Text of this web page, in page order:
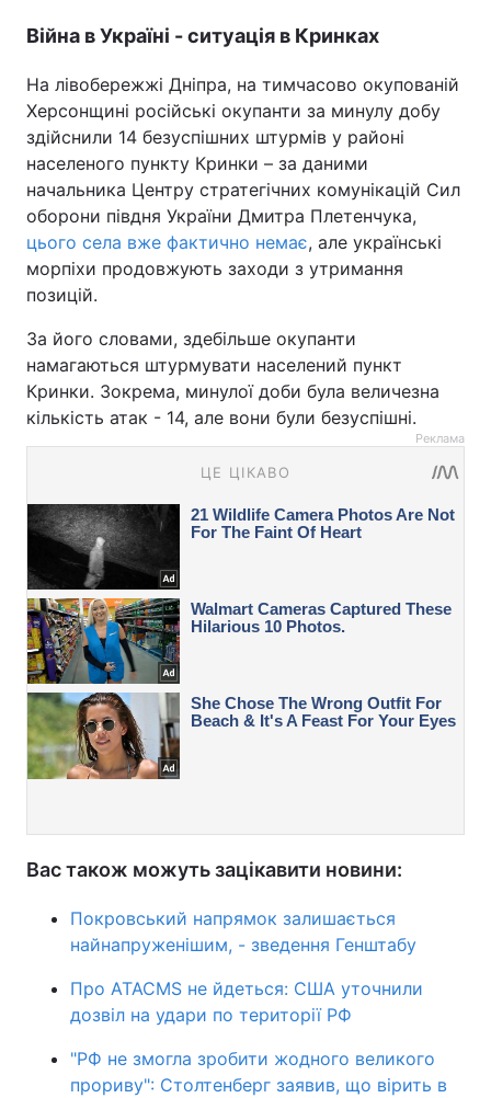
Війна в Україні - ситуація в Кринках
На лівобережжі Дніпра, на тимчасово окупованій
Херсонщині російські окупанти за минулу добу
здійснили 14 безуспішних штурмів у районі
населеного пункту Кринки – за даними
начальника Центру стратегічних комунікацій Сил
оборони півдня України Дмитра Плетенчука,
цього села вже фактично немає, але українські
морпіхи продовжують заходи з утримання
позицій.
За його словами, здебільше окупанти
намагаються штурмувати населений пункт
Кринки. Зокрема, минулої доби була величезна
кількість атак - 14, але вони були безуспішні.
Реклама
Вас також можуть зацікавити новини:
Покровський напрямок залишається
найнапруженішим, - зведення Генштабу
Про ATACMS не йдеться: США уточнили
дозвіл на удари по території РФ
"РФ не змогла зробити жодного великого
прориву": Столтенберг заявив, що вірить в